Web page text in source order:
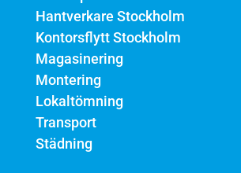
Hantverkare Stockholm
Kontorsflytt Stockholm
Magasinering
Montering
Lokaltömning
Transport
Städning